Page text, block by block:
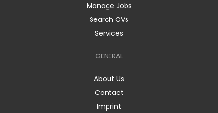
Manage Jobs
Search CVs
Services
GENERAL
About Us
Contact
Imprint